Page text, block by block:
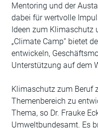
Mentoring und der
dabei für wertvolle
Ideen zum Klimaschutz
„Climate Camp“ bietet
entwickeln,
Unterstützung auf dem
Klimaschutz zum Beruf
Themenbereich zu
Thema, so Dr. Frauke
Umweltbundesamt. Es